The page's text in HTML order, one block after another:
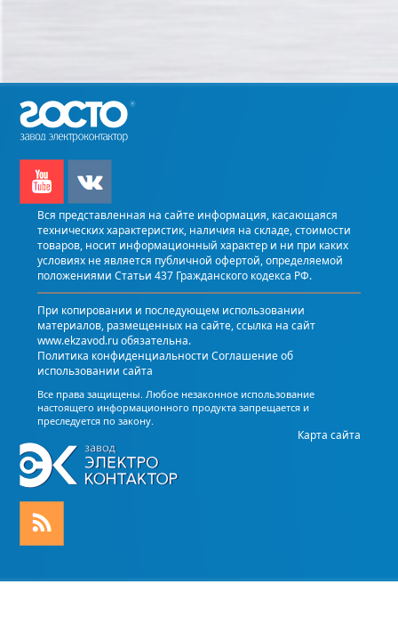
Вся представленная на сайте информация, касающаяся
технических характеристик, наличия на складе, стоимости
товаров, носит информационный характер и ни при каких
условиях не является публичной офертой, определяемой
положениями Статьи 437 Гражданского кодекса РФ.
При копировании и последующем использовании
материалов, размещенных на сайте, ссылка на сайт
www.ekzavod.ru обязательна.
Политика конфиденциальности Соглашение об
использовании сайта
Все права защищены. Любое незаконное использование
настоящего информационного продукта запрещается и
преследуется по закону.
Карта сайта